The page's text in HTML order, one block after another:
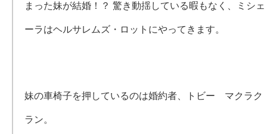
まった妹が結婚！？ 驚き動揺している暇もなく、ミシェ
ーラはヘルサレムズ・ロットにやってきます。
妹の車椅子を押しているのは婚約者、トビー マクラク
ラン。